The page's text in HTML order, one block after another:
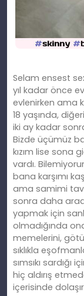
Selam ensest
yıl kadar önce
evlenirken ama
18 yaşında,
iki ay kadar
Bizde üçümüz
kızım lise sona
vardı.
bana karşımı
ama samimi
sonra daha
yapmak için
olmadığında
memelerini,
sıklıkla
sımsıkı
hiç aldırış
içerisinde